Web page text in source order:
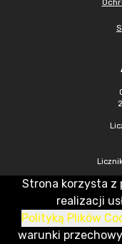
CMS & Hosting: Nefeni Sp. z o.o.
Strona korzysta z
realizacji
Polityką Plików
warunki